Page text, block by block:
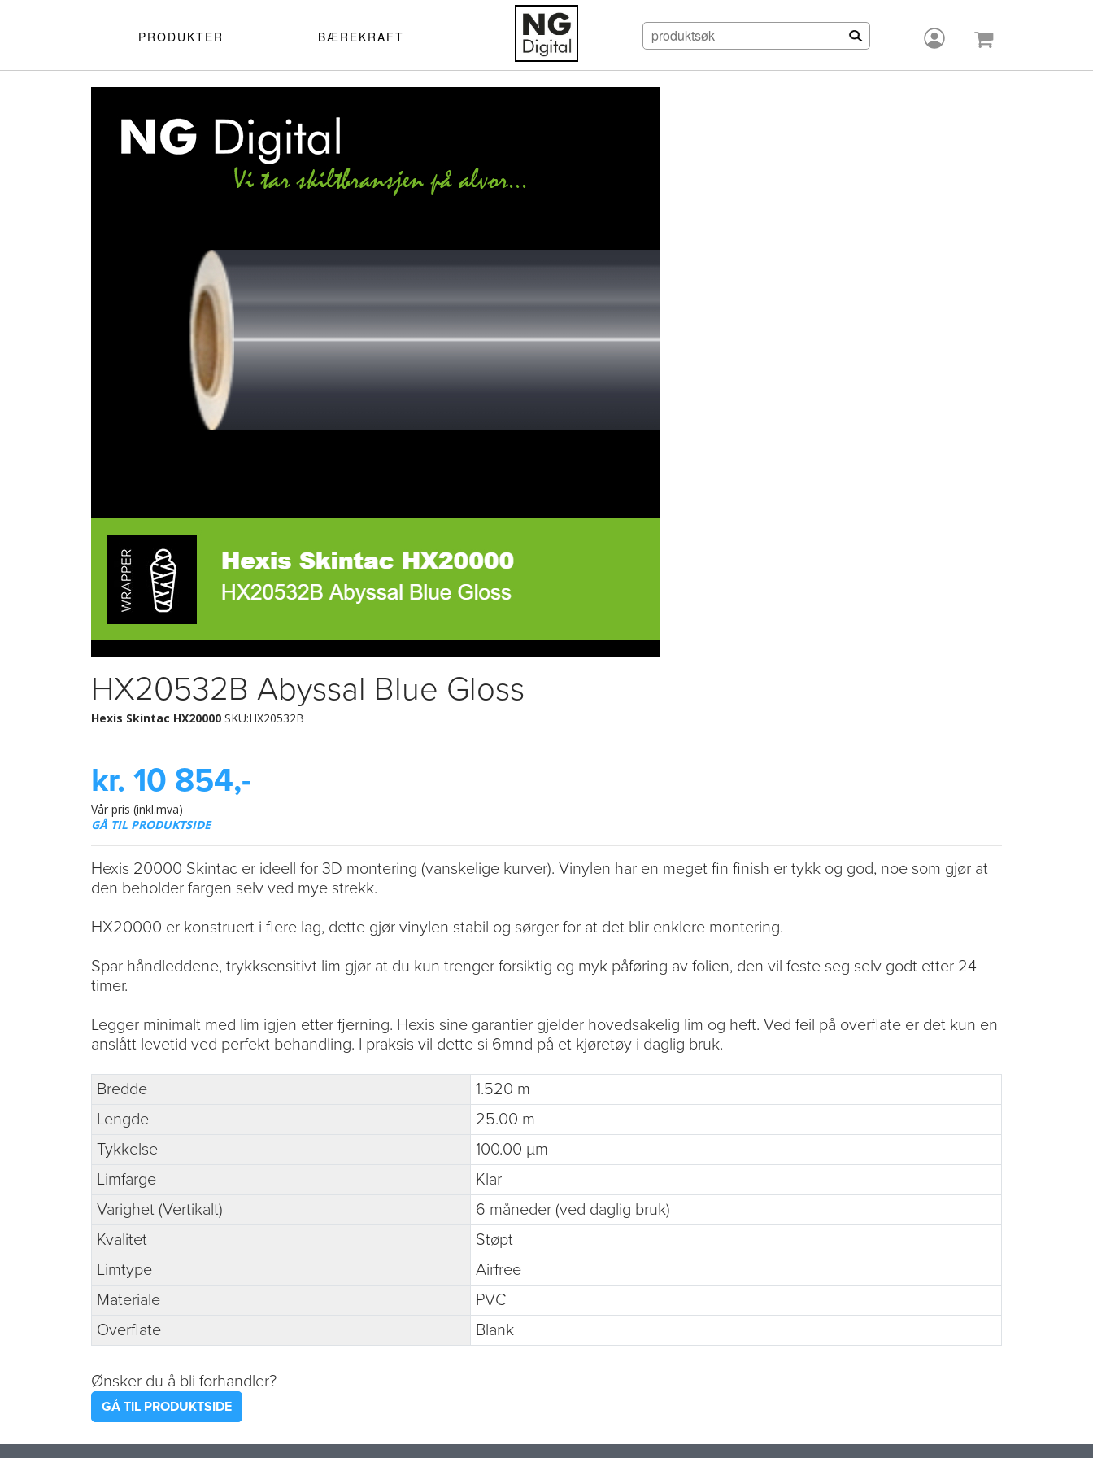
PRODUKTER BÆREKRAFT
HX20532B Abyssal Blue Gloss
Hexis Skintac HX20000 SKU:HX20532B
kr. 10 854,-
Vår pris (inkl.mva)
GÅ TIL PRODUKTSIDE
Hexis 20000 Skintac er ideell for 3D montering (vanskelige kurver). Vinylen har en meget fin finish er tykk og god, noe som gjør at
den beholder fargen selv ved mye strekk.
HX20000 er konstruert i flere lag, dette gjør vinylen stabil og sørger for at det blir enklere montering.
Spar håndleddene, trykksensitivt lim gjør at du kun trenger forsiktig og myk påføring av folien, den vil feste seg selv godt etter 24
timer.
Legger minimalt med lim igjen etter fjerning. Hexis sine garantier gjelder hovedsakelig lim og heft. Ved feil på overflate er det kun en
anslått levetid ved perfekt behandling. I praksis vil dette si 6mnd på et kjøretøy i daglig bruk.
Bredde
1.520 m
Lengde
25.00 m
Tykkelse
100.00 µm
Limfarge
Klar
Varighet (Vertikalt)
6 måneder (ved daglig bruk)
Kvalitet
Støpt
Limtype
Airfree
Materiale
PVC
Overflate
Blank
Ønsker du å bli forhandler?
GÅ TIL PRODUKTSIDE